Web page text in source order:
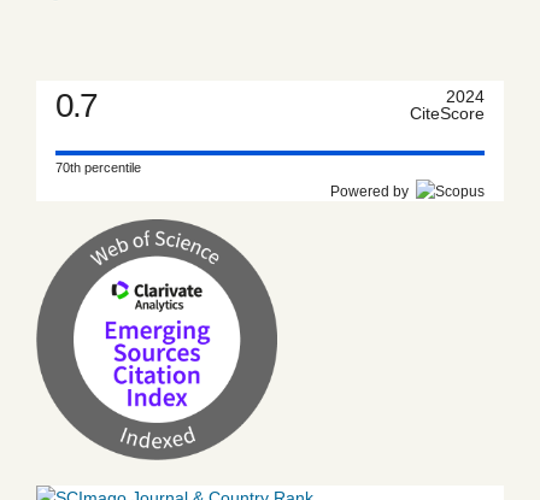
0.7
2024
CiteScore
70th percentile
Powered by